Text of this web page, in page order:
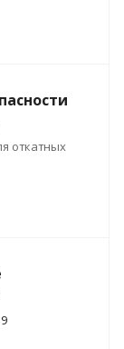
откатных